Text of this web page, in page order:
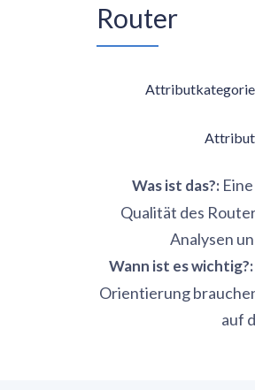
Router
Attributkategorie
Attribut
Was ist das?:
Qualität des
Analysen
Wann ist es wichtig?:
Orientierung
auf